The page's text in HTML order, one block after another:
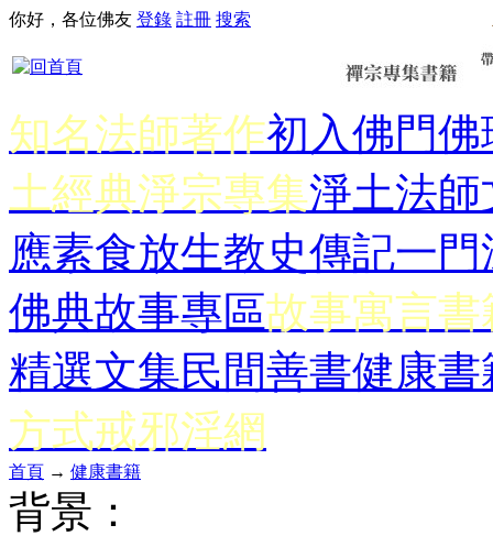
你好，各位佛友 登錄 註冊 搜索
知名法師著作初入佛門佛
土經典淨宗專集淨土法師
應素食放生教史傳記一門
佛典故事專區故事寓言書
精選文集民間善書健康書
方式戒邪淫網
首頁 → 健康書籍
背景：